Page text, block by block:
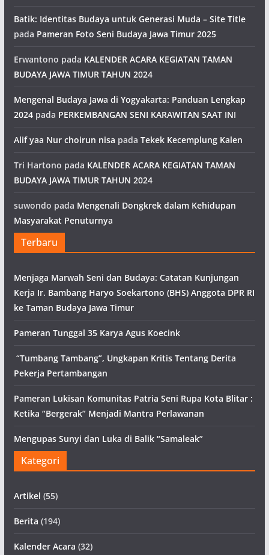
Batik: Identitas Budaya untuk Generasi Muda – Site Title
pada Pameran Foto Seni Budaya Jawa Timur 2025
Erwantono pada KALENDER ACARA KEGIATAN TAMAN
BUDAYA JAWA TIMUR TAHUN 2024
Mengenal Budaya Jawa di Yogyakarta: Panduan Lengkap
2024pada PERKEMBANGAN SENI KARAWITAN SAAT INI
Alif yaa Nur choirun nisa pada Tekek Kecemplung Kalen
Tri Hartono pada KALENDER ACARA KEGIATAN TAMAN
BUDAYA JAWA TIMUR TAHUN 2024
suwondo pada Mengenali Dongkrek dalam Kehidupan
Masyarakat Penuturnya
Terbaru
Menjaga Marwah Seni dan Budaya: Catatan Kunjungan
Kerja Ir. Bambang Haryo Soekartono (BHS) Anggota DPR RI
ke Taman Budaya Jawa Timur
Pameran Tunggal 35 Karya Agus Koecink
“Tumbang Tambang”, Ungkapan Kritis Tentang Derita
Pekerja Pertambangan
Pameran Lukisan Komunitas Patria Seni Rupa Kota Blitar :
Ketika “Bergerak” Menjadi Mantra Perlawanan
Mengupas Sunyi dan Luka di Balik “Samaleak”
Kategori
Artikel (55)
Berita (194)
Kalender Acara (32)